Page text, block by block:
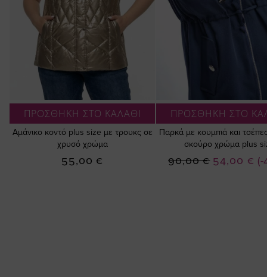
ΠΡΟΣΘΗΚΗ ΣΤΟ ΚΑΛΑΘΙ
Αμάνικο κοντό plus size με τρουκς σε
χρυσό χρώμα
55,00 €
ΠΡΟΣΘΗΚΗ ΣΤΟ
Παρκά με κουμπιά και
σκούρο χρώμα plus
(-
Ειδική
54,00 €
90,00 €